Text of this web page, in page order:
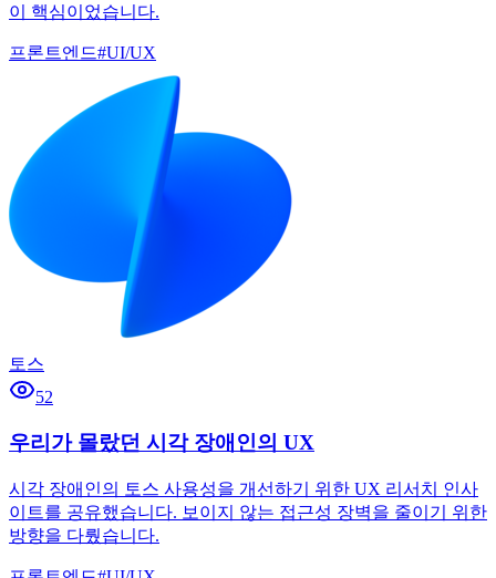
이 핵심이었습니다.
프론트엔드#UI/UX
토스
52
우리가 몰랐던 시각 장애인의 UX
시각 장애인의 토스 사용성을 개선하기 위한 UX 리서치 인사
이트를 공유했습니다. 보이지 않는 접근성 장벽을 줄이기 위한
방향을 다뤘습니다.